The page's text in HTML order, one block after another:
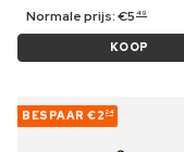
Normale prijs:€5 49
KOOP
BESPAAR €2 24